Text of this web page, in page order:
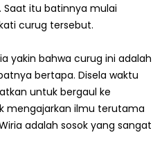
Saat itu batinnya mulai
curug tersebut.
yakin bahwa curug ini adalah
bertapa. Disela waktu
untuk bergaul ke
mengajarkan ilmu terutama
adalah sosok yang sangat